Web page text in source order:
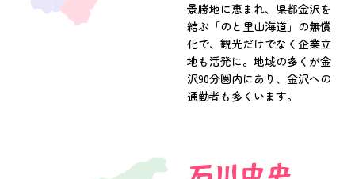
景勝地に恵まれ、県都金沢を
結ぶ「のと里山海道」の無償
化で、観光だけでなく企業立
地も活発に。地域の多くが金
沢90分圏内にあり、金沢への
通勤者も多くいます。